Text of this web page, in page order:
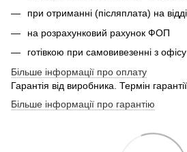
при отриманні (післяплата) на
на розрахунковий рахунок ФОП
готівкою при самовивезенні з офісу
Більше інформації про оплату
Гарантія від виробника. Термін
Більше інформації про гарантію